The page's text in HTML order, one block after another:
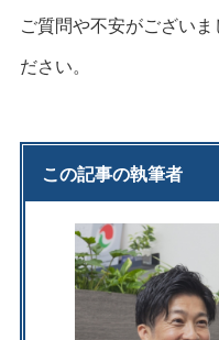
ご質問や不安がござい
ださい。
この記事の執筆者